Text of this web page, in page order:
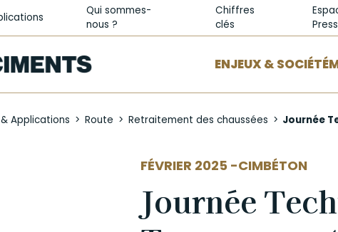
Qui sommes-
nous ?
Chiffres
clés
ENJEUX & SOCIÉTÉ
Applications Route Retraitement des chaussées Journée
FÉVRIER 2025 -
AUTEUR CIMBÉTON
Journée